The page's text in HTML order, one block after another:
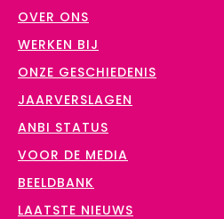
OVER ONS
WERKEN BIJ
ONZE GESCHIEDENIS
JAARVERSLAGEN
ANBI STATUS
VOOR DE MEDIA
BEELDBANK
LAATSTE NIEUWS